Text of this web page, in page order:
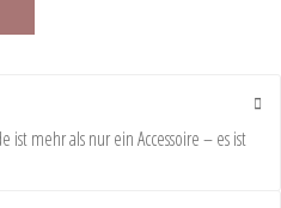
ist mehr als nur ein Accessoire – es ist